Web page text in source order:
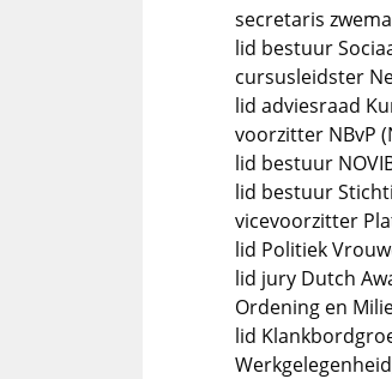
secretaris
lid bestuur
cursusleidster
lid adviesraad
voorzitter NBvP
lid bestuur
lid bestuur
vicevoorzitter
lid Politiek
lid jury Dutch
Ordening en
lid